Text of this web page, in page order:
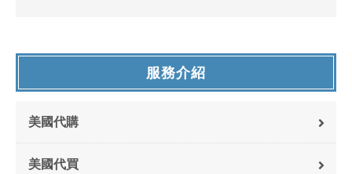
服務介紹
美國代購
美國代買